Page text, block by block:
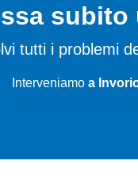
subito
tutti i problemi
Interveniamo a